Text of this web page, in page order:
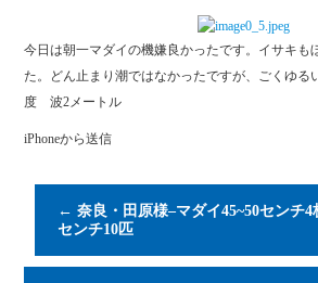
ok r
今日は朝一マダイの機嫌良かったです。イサキも
た。どん止まり潮ではなかったですが、ごくゆ
度 波2メートル
iPhoneから送信
← 奈良・田原様–マダイ45~50センチ4
センチ10匹